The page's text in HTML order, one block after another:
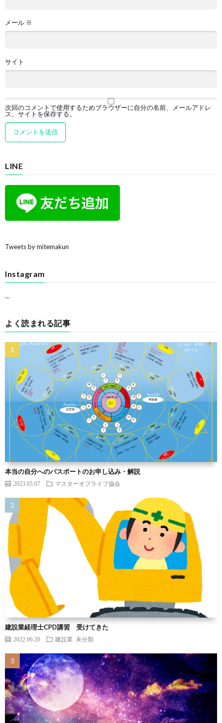
メール ※
サイト
次回のコメントで使用するためブラウザーに自分の名前、メールアドレ
ス、サイトを保存する。
LINE
Tweets by mitemakun
Instagram
…
よく読まれる記事
本当の自分へのパスポートのお申し込み・解説
2023.05.07 マスターオブライフ協会
建設業経理士CPD講習 受けてきた
2022.06.20 建設業 未分類